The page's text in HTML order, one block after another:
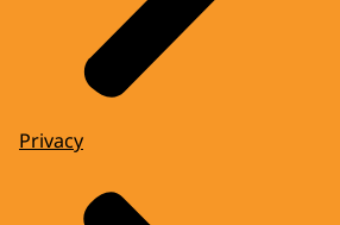
Privacy